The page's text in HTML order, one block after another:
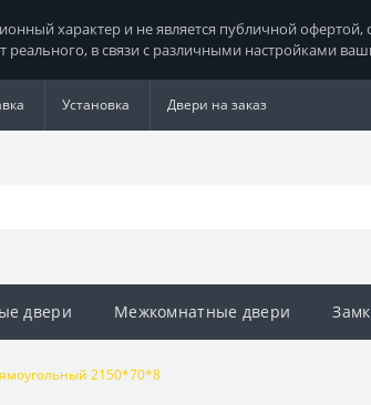
характер и не является публичной
в связи с различными настройками
Установка Двери на заказ
двери Межкомнатные двери
2150*70*8